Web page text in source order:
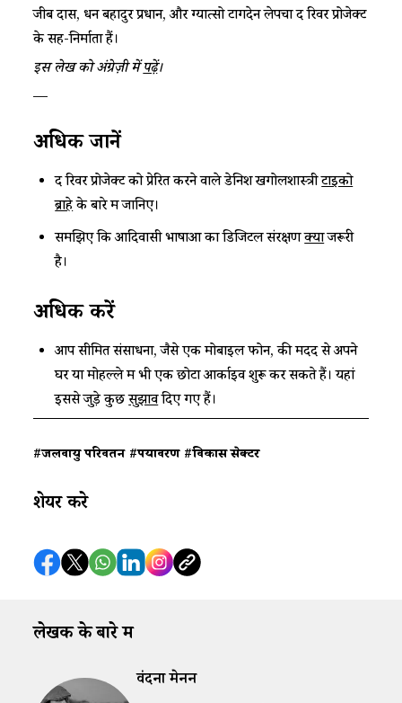
जीब दास, धन बहादुर प्रधान, और ग्यात्सो टोंगदेन लेपचा द रिवर प्रोजेक्ट
के सह-निर्माता हैं।
इस लेख को अंग्रेज़ी मेंपढ़ें।
—
अधिक जानें
द रिवर प्रोजेक्ट को प्रेरित करने वाले डेनिश खगोलशास्त्रीटाइको
ब्राहेके बारे में जानिए।
समझिए कि आदिवासी भाषाओं का डिजिटल संरक्षणक्योंजरूरी
है।
अधिक करें
आप सीमित संसाधनों, जैसे एक मोबाइल फोन, की मदद से अपने
घर या मोहल्ले में भी एक छोटा आर्काइव शुरू कर सकते हैं। यहां
इससे जुड़े कुछसुझावदिए गए हैं।
#जलवायु परिवर्तन #पर्यावरण #विकास सेक्टर
शेयर करे
लेखक के बारे में
वंदना मेनन